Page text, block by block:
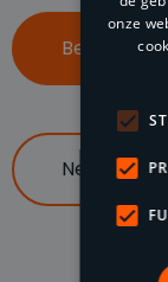
Bel ons op
Neem
onze